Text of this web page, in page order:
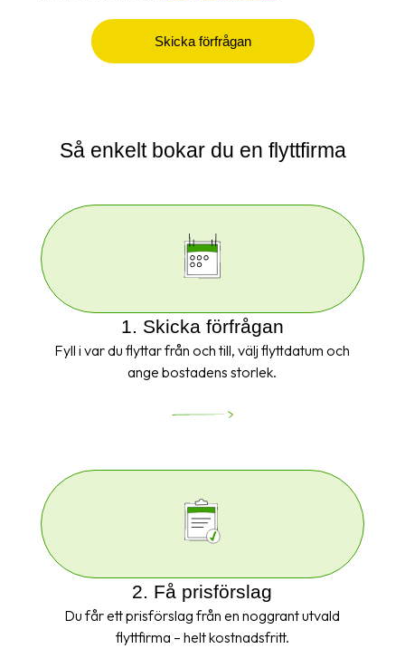
Skicka förfrågan
Så enkelt bokar du en flyttfirma
1. Skicka förfrågan
Fyll i var du flyttar från och till, välj flyttdatum och
ange bostadens storlek.
2. Få prisförslag
Du får ett prisförslag från en noggrant utvald
flyttfirma – helt kostnadsfritt.